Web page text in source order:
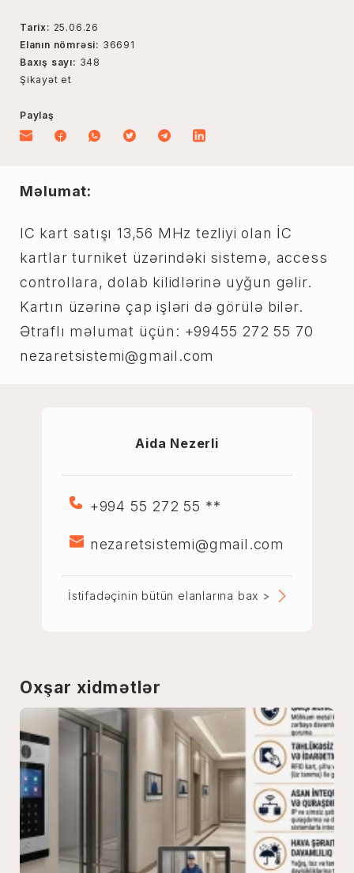
Tarix: 25.06.26
Elanın nömrəsi: 36691
Baxış sayı: 348
Şikayət et
Paylaş
Məlumat:
IC kart satışı 13,56 MHz tezliyi olan İC
kartlar turniket üzərindəki sistemə, access
controllara, dolab kilidlərinə uyğun gəlir.
Kartın üzərinə çap işləri də görülə bilər.
Ətraflı məlumat üçün: +99455 272 55 70
nezaretsistemi@gmail.com
Aida Nezerli
+994 55 272 55 **
nezaretsistemi@gmail.com
İstifadəçinin bütün elanlarına bax >
Oxşar xidmətlər